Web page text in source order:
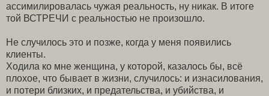
ассимилировалась чужая реальность, ну никак. В итоге
той ВСТРЕЧИ с реальностью не произошло.
Не случилось это и позже, когда у меня появились
клиенты.
Ходила ко мне женщина, у которой, казалось бы, всё
плохое, что бывает в жизни, случилось: и изнасилования,
и потери близких, и предательства, и убийства, и